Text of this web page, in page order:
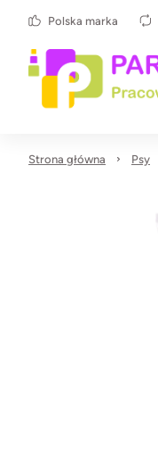
Polska marka
Strona główna Psy